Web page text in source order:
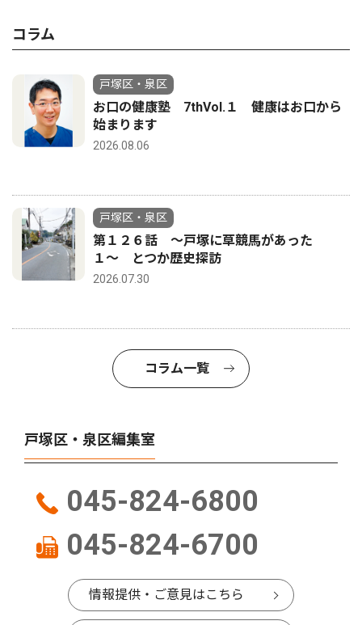
コラム
戸塚区・泉区
お口の健康塾 7thVol.１ 健康はお口から
始まります
2026.08.06
戸塚区・泉区
第１２６話 〜戸塚に草競馬があった
１〜 とつか歴史探訪
2026.07.30
コラム一覧
戸塚区・泉区編集室
045-824-6800
045-824-6700
情報提供・ご意見はこちら